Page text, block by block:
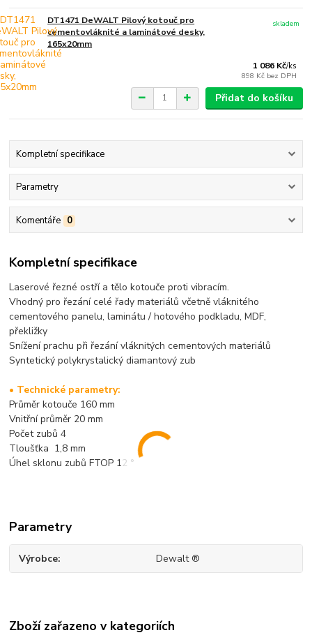
DT1471 DeWALT Pilový kotouč pro
cementovláknité a laminátové desky,
165x20mm
1 086 Kč/ks
898 Kč bez DPH
skladem
Přidat do košíku
Kompletní specifikace
Parametry
Komentáře 0
Kompletní specifikace
Laserové řezné ostří a tělo kotouče proti vibracím.
Vhodný pro řezání celé řady materiálů včetně vláknitého
cementového panelu, laminátu / hotového podkladu, MDF,
překližky
Snížení prachu při řezání vláknitých cementových materiálů
Syntetický polykrystalický diamantový zub
• Technické parametry:
Průměr kotouče 160 mm
Vnitřní průměr 20 mm
Počet zubů 4
Tloušťka 1,8 mm
Úhel sklonu zubů FTOP 12 °
Parametry
Výrobce Dewalt ®
Zboží zařazeno v kategoriích